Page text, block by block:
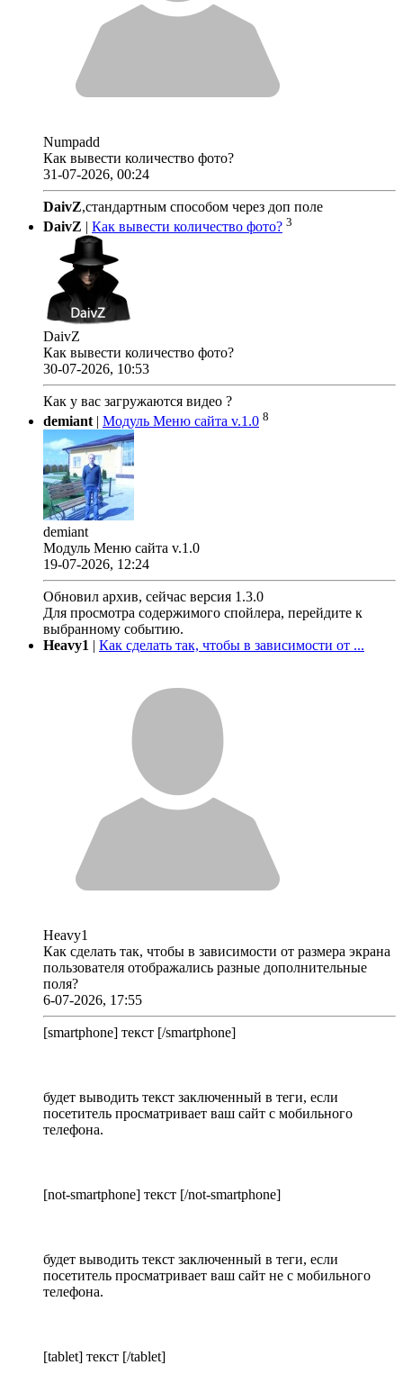
Numpadd
Как вывести количество фото?
31-07-2026, 00:24
DaivZ,стандартным способом через доп поле
DaivZ | Как вывести количество фото? 3
DaivZ
Как вывести количество фото?
30-07-2026, 10:53
Как у вас загружаются видео ?
demiant | Модуль Меню сайта v.1.0 8
demiant
Модуль Меню сайта v.1.0
19-07-2026, 12:24
Обновил архив, сейчас версия 1.3.0
Для просмотра содержимого спойлера, перейдите к
выбранному событию.
Heavy1 | Как сделать так, чтобы в зависимости от ...
Heavy1
Как сделать так, чтобы в зависимости от размера экрана
пользователя отображались разные дополнительные
поля?
6-07-2026, 17:55
[smartphone] текст [/smartphone]
будет выводить текст заключенный в теги, если
посетитель просматривает ваш сайт с мобильного
телефона.
[not-smartphone] текст [/not-smartphone]
будет выводить текст заключенный в теги, если
посетитель просматривает ваш сайт не с мобильного
телефона.
[tablet] текст [/tablet]